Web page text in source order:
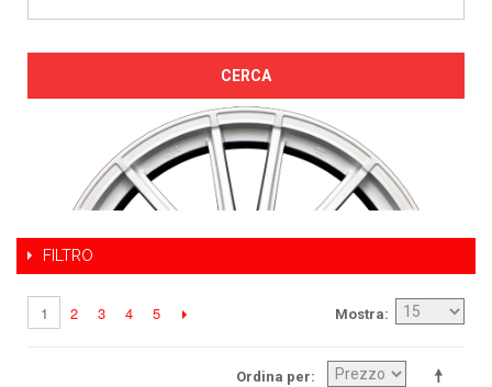
CERCA
FILTRO
Mostra
1 2 3 4 5
Ordina per